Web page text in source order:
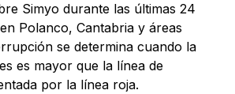
Simyo durante las últimas 24
Polanco, Cantabria y áreas
se determina cuando la
es mayor que la línea de
por la línea roja.